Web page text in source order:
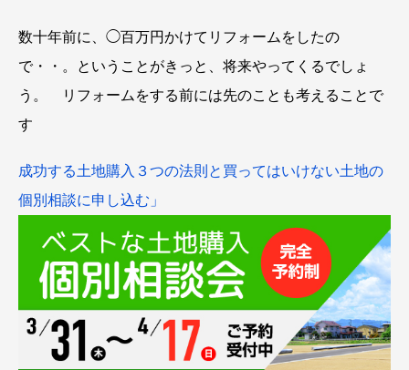
数十年前に、◯百万円かけてリフォームをしたの
で・・。ということがきっと、将来やってくるでしょ
う。 リフォームをする前には先のことも考えることで
す
成功する土地購入３つの法則と買ってはいけない土地の
個別相談に申し込む」